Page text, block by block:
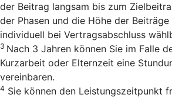
der Beitrag langsam bis zum
der Phasen und die Höhe der
individuell bei Vertragsabschluss
3 Nach 3 Jahren können Sie im Falle
Kurzarbeit oder Elternzeit eine
vereinbaren.
4 Sie können den Leistungszeitpunkt